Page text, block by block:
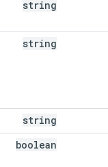
string
string
string
boolean